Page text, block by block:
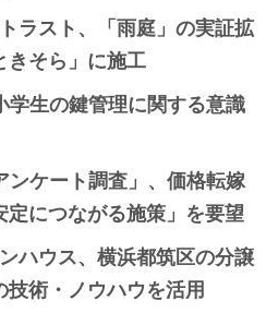
ラスト、「雨庭」の実証拡
きそら」に施工
生の鍵管理に関する意識
ケート調査」、価格転嫁
につながる施策」を要望
ハウス、横浜都筑区の分譲
術・ノウハウを活用